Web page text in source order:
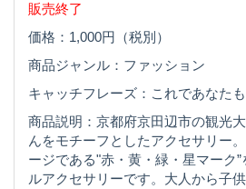
販売終了
価格：1,000円（税別）
商品ジャンル：ファッション
キャッチフレーズ：これであなた
商品説明：京都府京田辺市の観光
んをモチーフとしたアクセサリー
ージである"赤・黄・緑・星マーク
ルアクセサリーです。大人から子